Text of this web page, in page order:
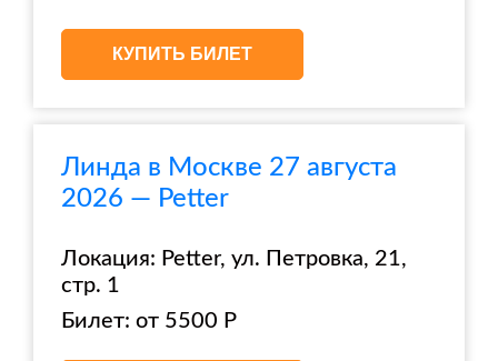
КУПИТЬ БИЛЕТ
Линда в Москве 27 августа
2026 — Petter
Локация: Petter, ул. Петровка, 21,
стр. 1
Билет: от 5500 Р